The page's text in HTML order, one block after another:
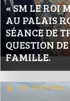
« SM LE ROI
AU PALAIS
SÉANCE DE
QUESTION
FAMILLE.
/ 17/07/2024 /